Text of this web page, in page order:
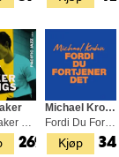
Chet Baker Sings (LP)
269,- Kjøp
Michael Krohn
Fordi Du Fortjener Det (LP)